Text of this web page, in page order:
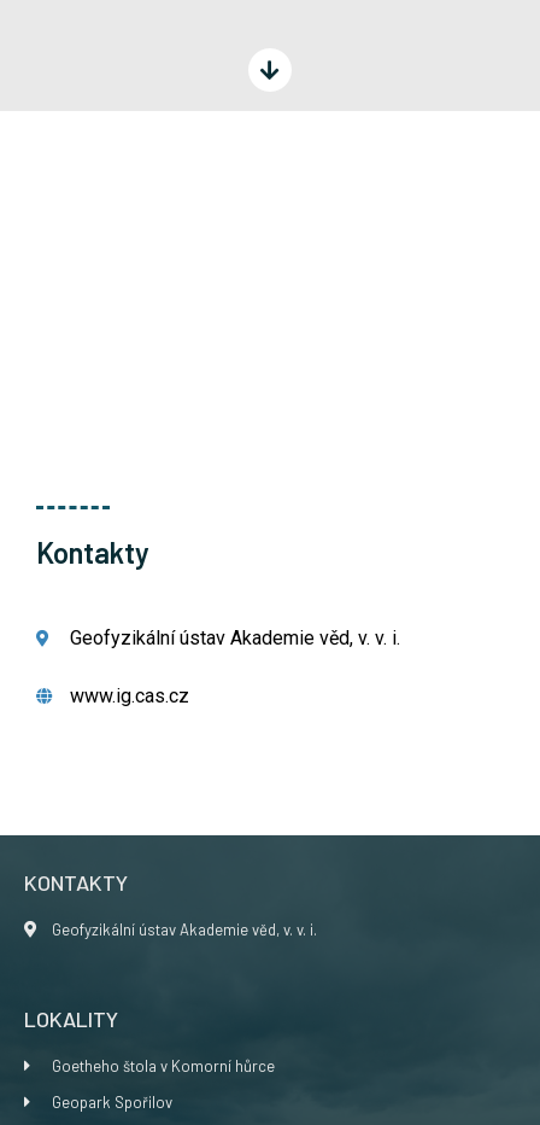
Kontakty
Geofyzikální ústav Akademie věd, v. v. i.
www.ig.cas.cz
KONTAKTY
Geofyzikální ústav Akademie věd, v. v. i.
LOKALITY
Goetheho štola v Komorní hůrce
Geopark Spořilov